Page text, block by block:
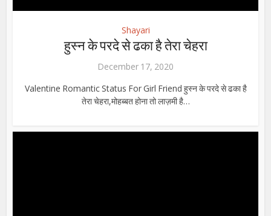
Shayari
हुस्न के परदे से ढका है तेरा चेहरा
December 17, 2020
Valentine Romantic Status For Girl Friend हुस्न के परदे से ढका है
तेरा चेहरा,मोहब्बत होना तो लाज़मी है…